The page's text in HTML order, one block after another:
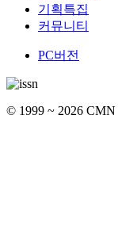
기획특집
커뮤니티
PC버전
© 1999 ~ 2026 CMN